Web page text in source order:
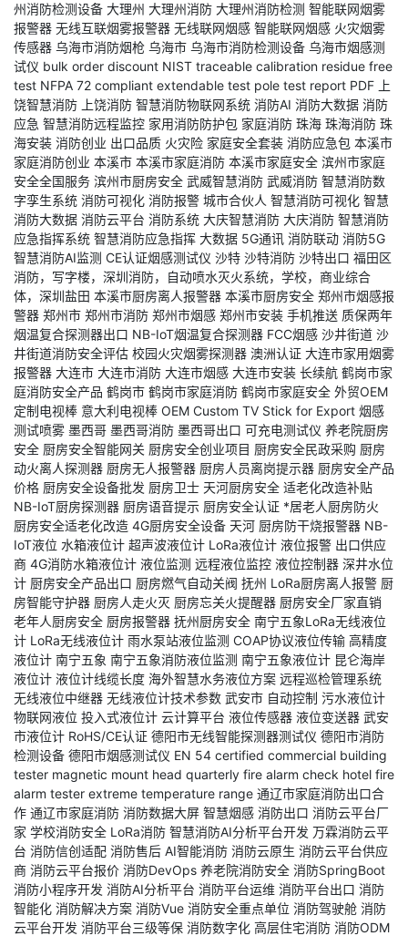
州消防检测设备 大理州 大理州消防 大理州消防检测 智能联网烟雾
报警器 无线互联烟雾报警器 无线联网烟感 智能联网烟感 火灾烟雾
传感器 乌海市消防烟枪 乌海市 乌海市消防检测设备 乌海市烟感测
试仪 bulk order discount NIST traceable calibration residue free
test NFPA 72 compliant extendable test pole test report PDF 上
饶智慧消防 上饶消防 智慧消防物联网系统 消防AI 消防大数据 消防
应急 智慧消防远程监控 家用消防防护包 家庭消防 珠海 珠海消防 珠
海安装 消防创业 出口品质 火灾险 家庭安全套装 消防应急包 本溪市
家庭消防创业 本溪市 本溪市家庭消防 本溪市家庭安全 滨州市家庭
安全全国服务 滨州市厨房安全 武威智慧消防 武威消防 智慧消防数
字孪生系统 消防可视化 消防报警 城市合伙人 智慧消防可视化 智慧
消防大数据 消防云平台 消防系统 大庆智慧消防 大庆消防 智慧消防
应急指挥系统 智慧消防应急指挥 大数据 5G通讯 消防联动 消防5G
智慧消防AI监测 CE认证烟感测试仪 沙特 沙特消防 沙特出口 福田区
消防，写字楼，深圳消防，自动喷水灭火系统，学校，商业综合
体，深圳盐田 本溪市厨房离人报警器 本溪市厨房安全 郑州市烟感报
警器 郑州市 郑州市消防 郑州市烟感 郑州市安装 手机推送 质保两年
烟温复合探测器出口 NB-IoT烟温复合探测器 FCC烟感 沙井街道 沙
井街道消防安全评估 校园火灾烟雾探测器 澳洲认证 大连市家用烟雾
报警器 大连市 大连市消防 大连市烟感 大连市安装 长续航 鹤岗市家
庭消防安全产品 鹤岗市 鹤岗市家庭消防 鹤岗市家庭安全 外贸OEM
定制电视棒 意大利电视棒 OEM Custom TV Stick for Export 烟感
测试喷雾 墨西哥 墨西哥消防 墨西哥出口 可充电测试仪 养老院厨房
安全 厨房安全智能网关 厨房安全创业项目 厨房安全民政采购 厨房
动火离人探测器 厨房无人报警器 厨房人员离岗提示器 厨房安全产品
价格 厨房安全设备批发 厨房卫士 天河厨房安全 适老化改造补贴
NB-IoT厨房探测器 厨房语音提示 厨房安全认证 *居老人厨房防火
厨房安全适老化改造 4G厨房安全设备 天河 厨房防干烧报警器 NB-
IoT液位 水箱液位计 超声波液位计 LoRa液位计 液位报警 出口供应
商 4G消防水箱液位计 液位监测 远程液位监控 液位控制器 深井水位
计 厨房安全产品出口 厨房燃气自动关阀 抚州 LoRa厨房离人报警 厨
房智能守护器 厨房人走火灭 厨房忘关火提醒器 厨房安全厂家直销
老年人厨房安全 厨房报警器 抚州厨房安全 南宁五象LoRa无线液位
计 LoRa无线液位计 雨水泵站液位监测 COAP协议液位传输 高精度
液位计 南宁五象 南宁五象消防液位监测 南宁五象液位计 昆仑海岸
液位计 液位计线缆长度 海外智慧水务液位方案 远程巡检管理系统
无线液位中继器 无线液位计技术参数 武安市 自动控制 污水液位计
物联网液位 投入式液位计 云计算平台 液位传感器 液位变送器 武安
市液位计 RoHS/CE认证 德阳市无线智能探测器测试仪 德阳市消防
检测设备 德阳市烟感测试仪 EN 54 certified commercial building
tester magnetic mount head quarterly fire alarm check hotel fire
alarm tester extreme temperature range 通辽市家庭消防出口合
作 通辽市家庭消防 消防数据大屏 智慧烟感 消防出口 消防云平台厂
家 学校消防安全 LoRa消防 智慧消防AI分析平台开发 万霖消防云平
台 消防信创适配 消防售后 AI智能消防 消防云原生 消防云平台供应
商 消防云平台报价 消防DevOps 养老院消防安全 消防SpringBoot
消防小程序开发 消防AI分析平台 消防平台运维 消防平台出口 消防
智能化 消防解决方案 消防Vue 消防安全重点单位 消防驾驶舱 消防
云平台开发 消防平台三级等保 消防数字化 高层住宅消防 消防ODM